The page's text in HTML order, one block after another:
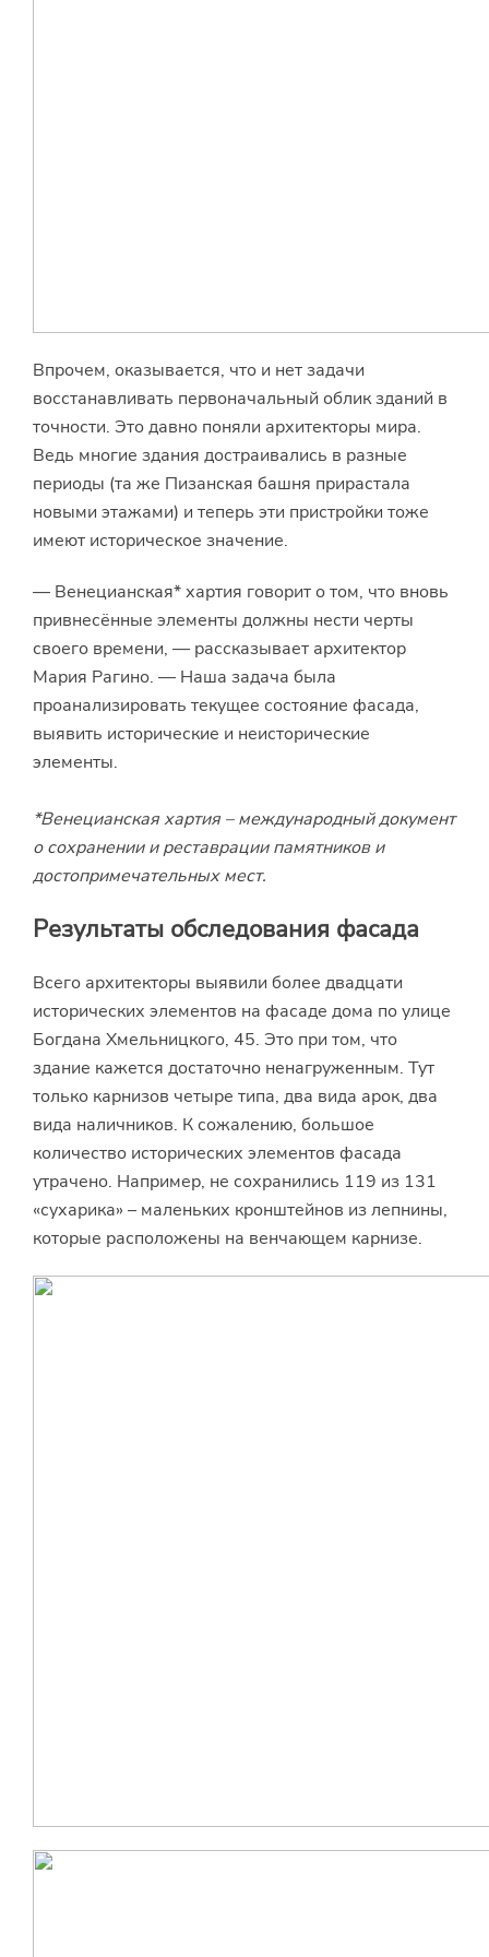
Впрочем, оказывается, что и нет задачи
восстанавливать первоначальный облик зданий в
точности. Это давно поняли архитекторы мира.
Ведь многие здания достраивались в разные
периоды (та же Пизанская башня прирастала
новыми этажами) и теперь эти пристройки тоже
имеют историческое значение.
— Венецианская* хартия говорит о том, что вновь
привнесённые элементы должны нести черты
своего времени, — рассказывает архитектор
Мария Рагино. — Наша задача была
проанализировать текущее состояние фасада,
выявить исторические и неисторические
элементы.
*Венецианская хартия – международный документ
о сохранении и реставрации памятников и
достопримечательных мест.
Результаты обследования фасада
Всего архитекторы выявили более двадцати
исторических элементов на фасаде дома по улице
Богдана Хмельницкого, 45. Это при том, что
здание кажется достаточно ненагруженным. Тут
только карнизов четыре типа, два вида арок, два
вида наличников. К сожалению, большое
количество исторических элементов фасада
утрачено. Например, не сохранились 119 из 131
«сухарика» – маленьких кронштейнов из лепнины,
которые расположены на венчающем карнизе.